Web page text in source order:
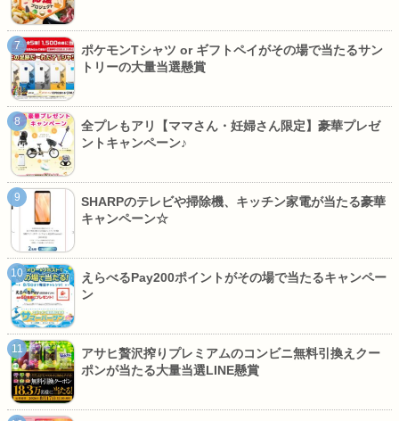
ポケモンTシャツ or ギフトペイがその場で当たるサン
トリーの大量当選懸賞
全プレもアリ【ママさん・妊婦さん限定】豪華プレゼ
ントキャンペーン♪
SHARPのテレビや掃除機、キッチン家電が当たる豪華
キャンペーン☆
えらべるPay200ポイントがその場で当たるキャンペー
ン
アサヒ贅沢搾りプレミアムのコンビニ無料引換えクー
ポンが当たる大量当選LINE懸賞